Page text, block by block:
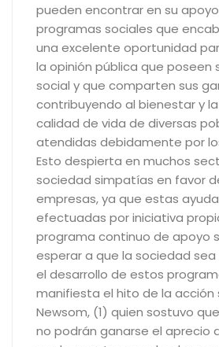
pueden encontrar en su
programas sociales que
una excelente oportunidad
la opinión pública que poseen
social y que comparten sus
contribuyendo al bienestar y
calidad de vida de diversas
atendidas debidamente por
Esto despierta en muchos
sociedad simpatías en favor
empresas, ya que estas
efectuadas por iniciativa
programa continuo de apoyo
esperar a que la sociedad
el desarrollo de estos
manifiesta el hito de la acción
Newsom, (1) quien sostuvo
no podrán ganarse el aprecio